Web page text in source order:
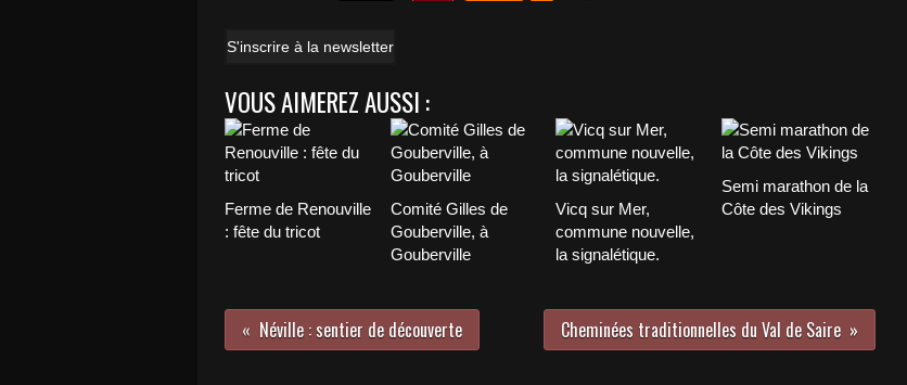
S'inscrire à la newsletter
VOUS AIMEREZ AUSSI :
Ferme de Renouville
: fête du tricot
Comité Gilles de
Gouberville, à
Gouberville
Vicq sur Mer,
commune nouvelle,
la signalétique.
Semi marathon de la
Côte des Vikings
Néville : sentier de découverte Cheminées traditionnelles du Val de Saire